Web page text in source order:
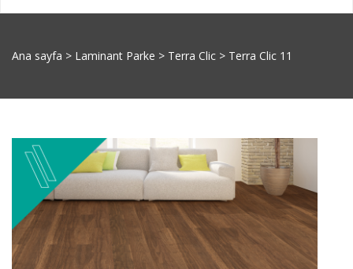
Ana sayfa > Laminant Parke > Terra Clic > Terra Clic 11